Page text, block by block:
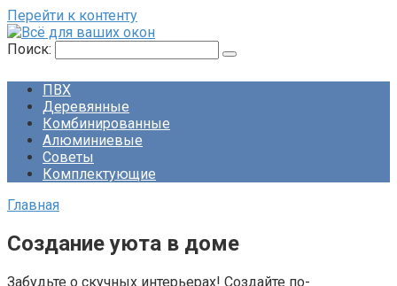
Перейти к контенту
Поиск:
ПВХ
Деревянные
Комбинированные
Алюминиевые
Советы
Комплектующие
Главная
Создание уюта в доме
Забудьте о скучных интерьерах! Создайте по-